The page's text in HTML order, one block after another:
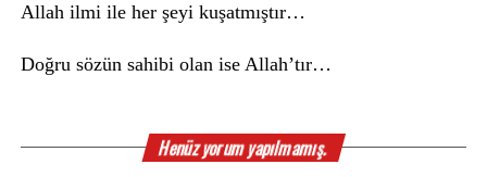
Allah ilmi ile her şeyi kuşatmıştır…
Doğru sözün sahibi olan ise Allah’tır…
Henüz yorum yapılmamış.